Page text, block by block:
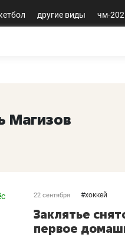
другие виды чм-
Магизов
22 сентября #хоккей
Заклятье
первое